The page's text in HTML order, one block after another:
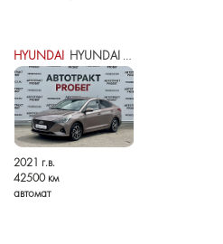
HYUNDAI HYUNDAI SOLARIS II РЕСТАЙЛИНГ
2021 г.в.
42500 км
автомат